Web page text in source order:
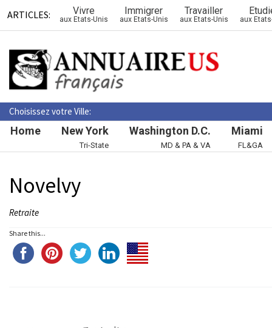
ARTICLES: Vivre
aux Etats-Unis
Immigrer
aux Etats-Unis
Travailler
aux Etats-Unis aux
Choisissez votre Ville:
Home New York
Tri-State
Washington D.C.
MD & PA & VA
Miami
FL&GA
Novelvy
Retraite
Share this...